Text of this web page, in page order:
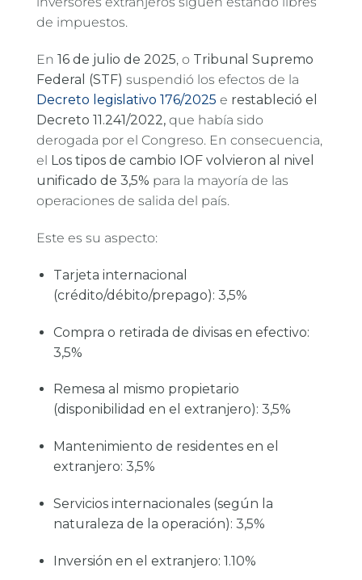
de impuestos.
En 16 de julio de 2025, o Tribunal Supremo
Federal (STF) suspendió los efectos de la
Decreto legislativo 176/2025 e restableció el
Decreto 11.241/2022, que había sido
derogada por el Congreso. En consecuencia,
el Los tipos de cambio IOF volvieron al nivel
unificado de 3,5% para la mayoría de las
operaciones de salida del país.
Este es su aspecto:
Tarjeta internacional
(crédito/débito/prepago): 3,5%
Compra o retirada de divisas en efectivo:
3,5%
Remesa al mismo propietario
(disponibilidad en el extranjero): 3,5%
Mantenimiento de residentes en el
extranjero: 3,5%
Servicios internacionales (según la
naturaleza de la operación): 3,5%
Inversión en el extranjero: 1.10%